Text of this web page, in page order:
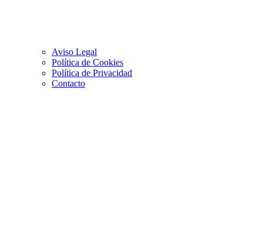
Aviso Legal
Política de Cookies
Política de Privacidad
Contacto